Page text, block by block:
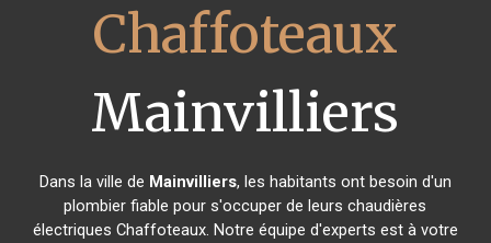
Chaffoteaux
Mainvilliers
Dans la ville de Mainvilliers, les habitants ont besoin d'un
plombier fiable pour s'occuper de leurs chaudières
électriques Chaffoteaux. Notre équipe d'experts est à votre